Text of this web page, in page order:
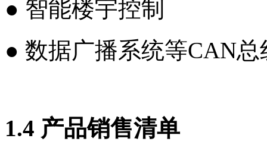
● 智能楼宇控制
● 数据广播系统等CAN
1.4 产品销售清单